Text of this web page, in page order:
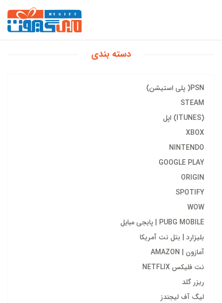
دسته بندی
PSN( پلی استیشن)
STEAM
(ITUNES) اپل
XBOX
NINTENDO
GOOGLE PLAY
ORIGIN
SPOTIFY
WOW
PUBG MOBILE | پابجی مبایل
بلیزارد | بتل نت آمریکا
آمازون | AMAZON
نت فلیکس NETFLIX
ریزر گلد
لیگ آف لیجندز